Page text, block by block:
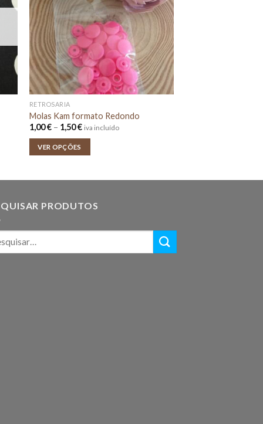
RETROSARIA
Molas Kam formato Redondo
1,00€ – 1,50€Price
iva incluído
VER OPÇÕES
PRODUTOS